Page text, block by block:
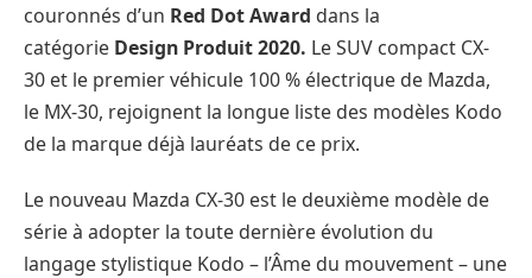
couronnés d’un Red Dot Award dans la
catégorie Design Produit 2020. Le SUV compact CX-
30 et le premier véhicule 100 % électrique de Mazda,
le MX-30, rejoignent la longue liste des modèles Kodo
de la marque déjà lauréats de ce prix.
Le nouveau Mazda CX-30 est le deuxième modèle de
série à adopter la toute dernière évolution du
langage stylistique Kodo – l’Âme du mouvement – une